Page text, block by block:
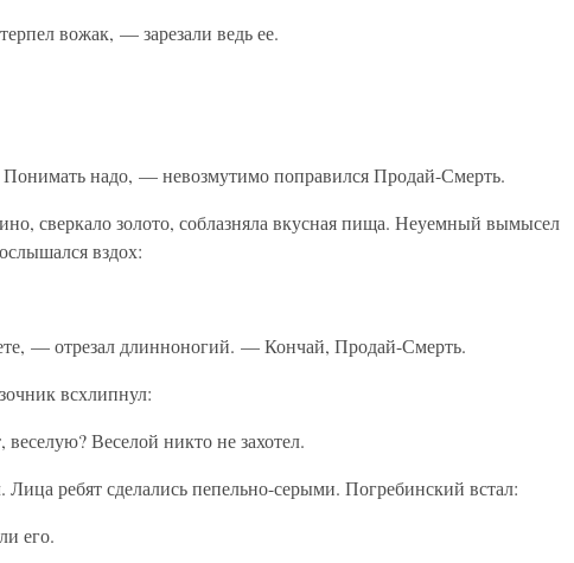
вожак, — зарезали ведь ее.
надо, — невозмутимо поправился Продай-Смерть.
сверкало золото, соблазняла вкусная пища. Неуемный вымысел
вздох:
— отрезал длинноногий. — Кончай, Продай-Смерть.
всхлипнул:
Веселой никто не захотел.
Лица ребят сделались пепельно-серыми. Погребинский встал:
его.